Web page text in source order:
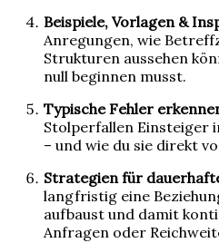
Beispiele, Vorlagen &
Anregungen, wie
Strukturen aussehen
null beginnen musst.
Typische Fehler
Stolperfallen Einsteiger
– und wie du sie direkt
Strategien für
langfristig eine
aufbaust und damit
Anfragen oder